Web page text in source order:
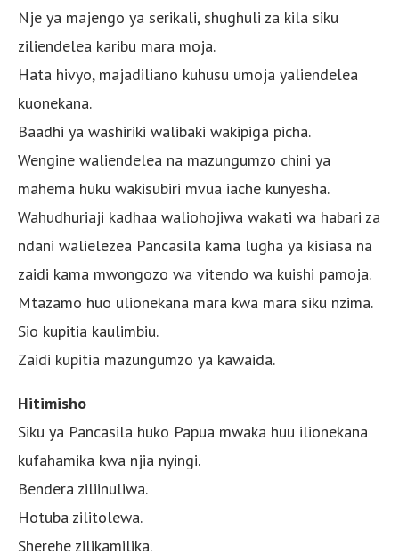
Nje ya majengo ya serikali, shughuli za kila siku
ziliendelea karibu mara moja.
Hata hivyo, majadiliano kuhusu umoja yaliendelea
kuonekana.
Baadhi ya washiriki walibaki wakipiga picha.
Wengine waliendelea na mazungumzo chini ya
mahema huku wakisubiri mvua iache kunyesha.
Wahudhuriaji kadhaa waliohojiwa wakati wa habari za
ndani walielezea Pancasila kama lugha ya kisiasa na
zaidi kama mwongozo wa vitendo wa kuishi pamoja.
Mtazamo huo ulionekana mara kwa mara siku nzima.
Sio kupitia kaulimbiu.
Zaidi kupitia mazungumzo ya kawaida.
Hitimisho
Siku ya Pancasila huko Papua mwaka huu ilionekana
kufahamika kwa njia nyingi.
Bendera ziliinuliwa.
Hotuba zilitolewa.
Sherehe zilikamilika.